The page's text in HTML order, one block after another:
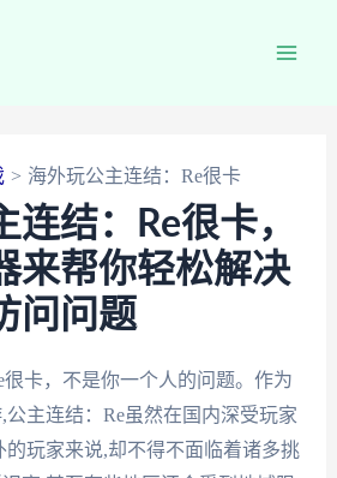
海外玩公主连结：Re很卡
连结：Re很卡，
来帮你轻松解决
问问题
卡，不是你一个人的问题。作为
主连结：Re虽然在国内深受玩家
玩家来说,却不得不面临着诸多挑